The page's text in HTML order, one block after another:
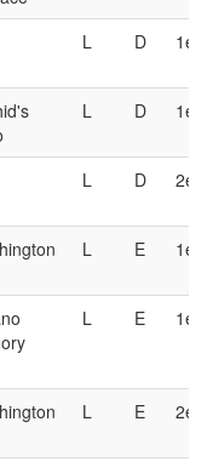
L D 1e
L D 1e
L D 2e
L E 1e
L E 1e
L E 2e